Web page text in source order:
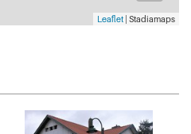
Leaflet | Stadiamaps